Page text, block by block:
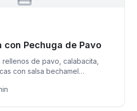
con Pechuga de Pavo
rellenos de pavo, calabacita,
con salsa bechamel